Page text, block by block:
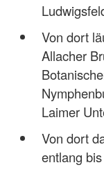
Von dort
Allacher
Laimer
Von dort
entlang